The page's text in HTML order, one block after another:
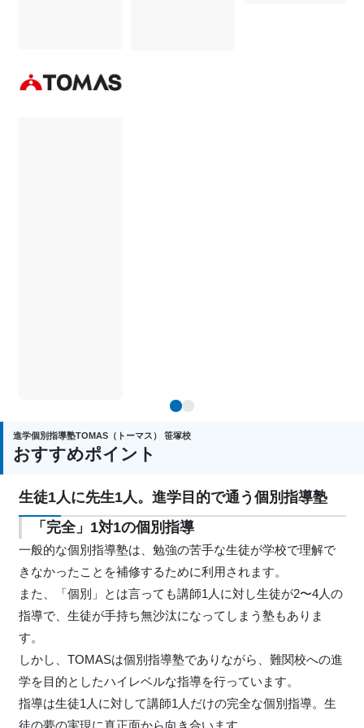
進学個別指導塾TOMAS（トーマス） 笹塚校
おすすめポイント
生徒1人に先生1人。進学目的で通う個別指導塾
「完全」1対1の個別指導
一般的な個別指導塾は、勉強の苦手な生徒が学校で理解で
きなかったことを補修するために利用されます。
また、「個別」とは言っても講師1人に対し生徒が2〜4人の
指導で、生徒が手持ち無沙汰になってしまう塾もありま
す。
しかし、TOMASは個別指導塾でありながら、難関校への進
学を目的としたハイレベルな指導を行っています。
指導は生徒1人に対して講師1人だけの完全な個別指導。生